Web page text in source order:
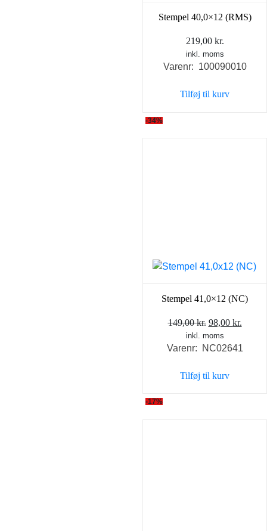
Stempel 40,0×12 (RMS)
219,00 kr.
inkl. moms
Varenr: 100090010
Tilføj til kurv
-34%
Stempel 41,0×12 (NC)
149,00kr. Den
oprindelige
pris
149,00 kr..
98,00 kr.
pris
inkl. moms
Varenr: NC02641
Tilføj til kurv
-17%